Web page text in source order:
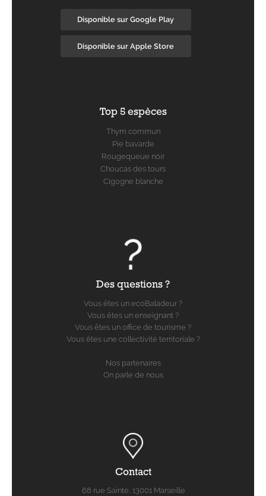
Disponible sur Google Play
Disponible sur Apple Store
Top 5 espèces
Thym commun
Pie bavarde
Rougequeue noir
Choucas des tours
Cigogne blanche
Des questions ?
Vous êtes un ecoBaladeur ?
Vous êtes un enseignant ?
Vous êtes un office de tourisme ?
Vous êtes une collectivité territoriale ?
Nos partenaires
On parle de nous
Contact
68 rue Sainte, 13001 Marseille